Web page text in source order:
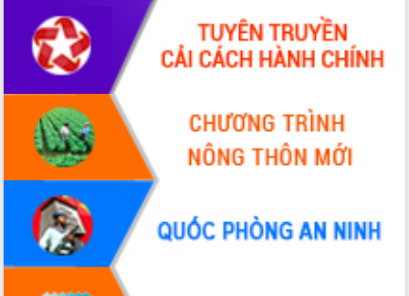
Xã Ea Kar bước chuyển mình trong
công tác cải cách hành chính mô hình
mới
UBND tỉnh họp báo định kỳ tháng 4
năm 2026
Hội thảo khoa học “Giải pháp thúc đẩy
phát triển nền kinh tế xanh tại tỉnh
Đắk Lắk”
Tăng cường giám sát, đôn đốc thực
hiện nhiệm vụ quản lý tài sản công
hàng tuần
Tháo gỡ những vướng mắc, đẩy mạnh
công tác cải cách thủ tục hành chính
tại Trung tâm Phục vụ hành chính
công tỉnh